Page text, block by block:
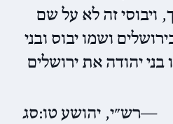
זה לא על שם
ושמו יבוס ובני
יהודה את ירושלים
רש״י, יהושע טו:סג